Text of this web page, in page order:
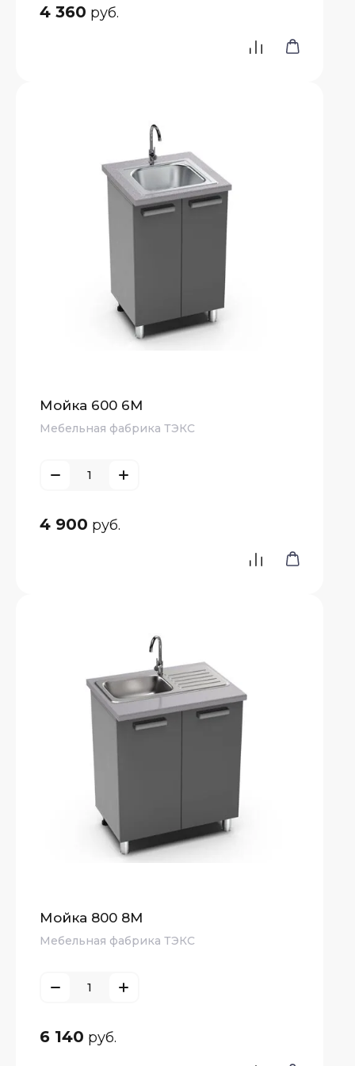
4 360 руб.
Мойка 600 6М
Мебельная фабрика ТЭКС
4 900 руб.
Мойка 800 8М
Мебельная фабрика ТЭКС
6 140 руб.